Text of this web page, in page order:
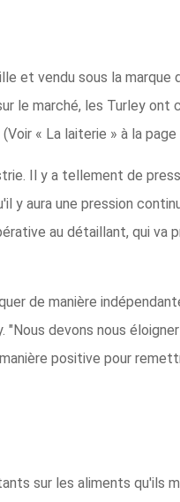
et vendu sous la marque
le marché, les Turley ont
« La laiterie » à la page
Il y a tellement de
y aura une pression
au détaillant, qui va
de manière
devons nous
positive pour
sur les aliments qu'ils